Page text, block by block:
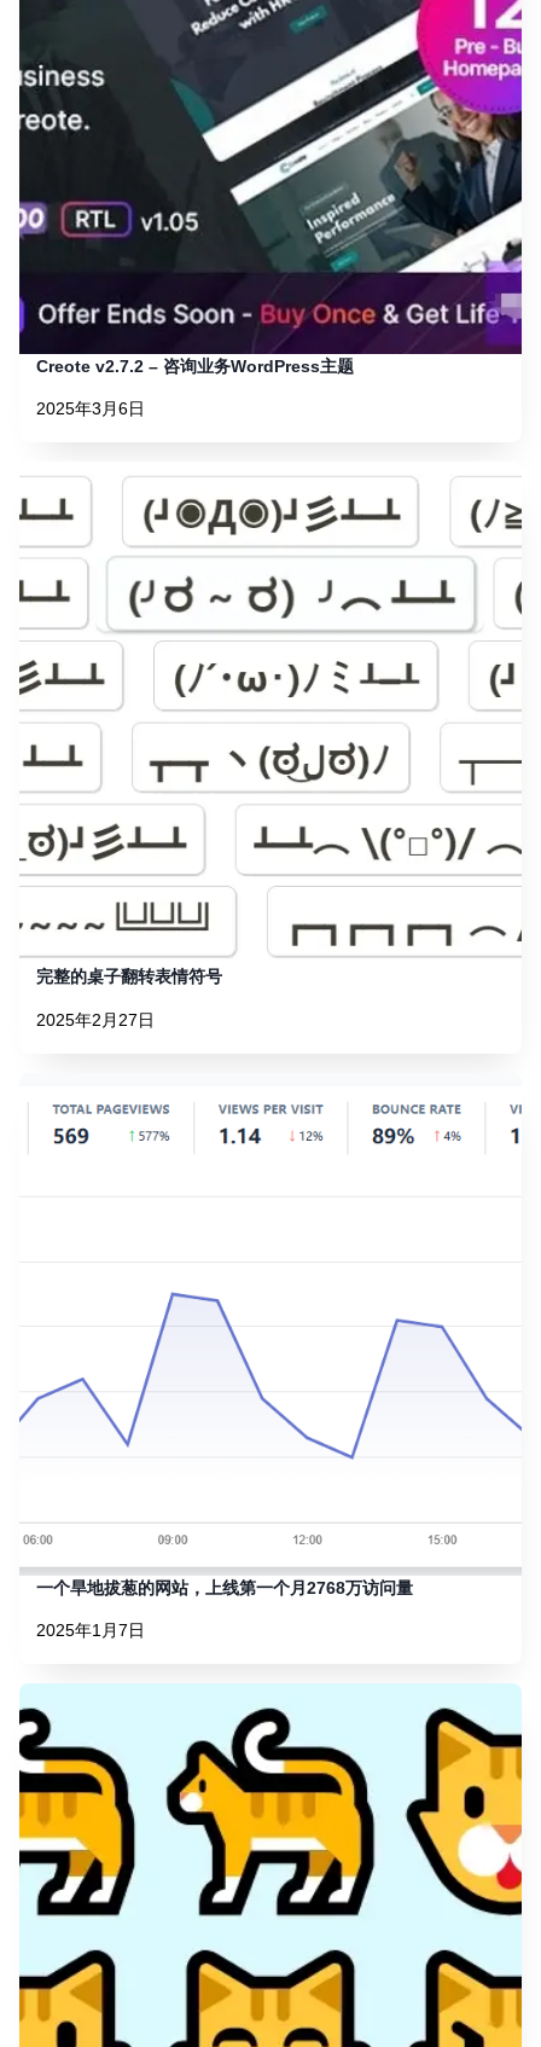
Creote v2.7.2 – 咨询业务WordPress主题
2025年3月6日
完整的桌子翻转表情符号
2025年2月27日
一个旱地拔葱的网站，上线第一个月2768万访问量
2025年1月7日